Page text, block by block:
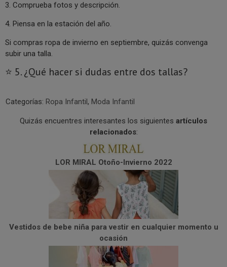
3. Comprueba fotos y descripción.
4. Piensa en la estación del año.
Si compras ropa de invierno en septiembre, quizás convenga
subir una talla.
⭐ 5. ¿Qué hacer si dudas entre dos tallas?
Categorías: Ropa Infantil, Moda Infantil
Quizás encuentres interesantes los siguientes artículos
relacionados:
LOR MIRAL Otoño-Invierno 2022
Vestidos de bebe niña para vestir en cualquier momento u
ocasión